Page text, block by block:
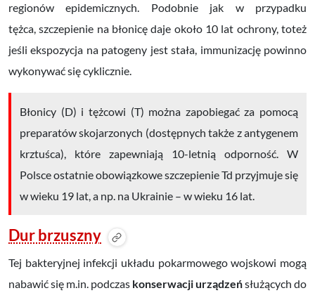
regionów epidemicznych. Podobnie jak w przypadku
tężca,szczepienie na błonicę daje około 10 lat ochrony, toteż
jeśli ekspozycja na patogeny jest stała, immunizację powinno
wykonywać się cyklicznie.
Błonicy (D) i tężcowi (T) można zapobiegać za pomocą
preparatów skojarzonych (dostępnych także z antygenem
krztuśca), które zapewniają 10-letnią odporność. W
Polsce ostatnie obowiązkowe szczepienie Td przyjmuje się
w wieku 19 lat, a np. na Ukrainie – w wieku 16 lat.
Dur brzuszny
Tej bakteryjnej infekcji układu pokarmowego wojskowi mogą
nabawić się m.in. podczas konserwacji urządzeńsłużących do